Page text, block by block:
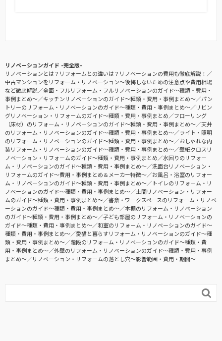
リノベーションガイド -完全版-
リノベーションとは？リフォームとの違いは？リノベーションの費用も徹底解説！
中古マンションをリフォーム・リノベーション〜後悔しないための注意点や費用相場
など徹底解説
全面・フルリフォーム・フルリノベーションのガイド〜種類・費用・
事例まとめ〜
キッチンリノベーションのガイド〜種類・費用・事例まとめ〜
パン
トリーのリフォーム・リノベーションのガイド〜種類・費用・事例まとめ〜
リビン
グリノベーション・リフォームのガイド〜種類・費用・事例まとめ
フローリング
（床材）のリフォーム・リノベーションのガイド〜種類・費用・事例まとめ〜
天井
のリフォーム・リノベーションのガイド〜種類・費用・事例まとめ〜
ライト・照明
のリフォーム・リノベーションのガイド〜種類・費用・事例まとめ〜
おしゃれな内
装リフォーム・リノベーションのガイド〜種類・費用・事例まとめ〜
壁紙クロスリ
ノベーション・リフォームのガイド〜種類・費用・事例まとめ
水回りのリフォー
ム・リノベーションのガイド〜種類・費用・事例まとめ〜
洗面台リノベーション・
リフォームのガイド〜費用・事例まとめ＆メーカー特徴〜
お風呂・浴室のリフォー
ム・リノベーションのガイド〜種類・費用・事例まとめ〜
トイレのリフォーム・リ
ノベーションのガイド〜種類・費用・事例まとめ〜
土間リノベーション・リフォー
ムのガイド〜種類・費用・事例まとめ〜
書斎・ワークスペースのリフォーム・リノベ
ーションのガイド〜種類・費用・事例まとめ〜
本棚のリフォーム・リノベーション
のガイド〜種類・費用・事例まとめ〜
子ども部屋のリフォーム・リノベーションの
ガイド〜種類・費用・事例まとめ〜
和室のリフォーム・リノベーションのガイド〜
種類・費用・事例まとめ〜
愛猫と暮らすリフォーム・リノベーションのガイド〜種
類・費用・事例まとめ〜
階段のリフォーム・リノベーションのガイド〜種類・費
用・事例まとめ〜
外壁のリフォーム・リノベーションのガイド〜種類・費用・事例
まとめ〜
リノベーション・リフォームの落とし穴～影響範囲・費用・期間～
